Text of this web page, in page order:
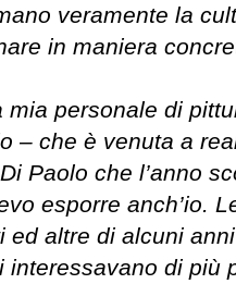
veramente la
in maniera
mia personale di
– che è venuta a
Paolo che l’anno
esporre anch’io.
ed altre di alcuni
interessavano di più